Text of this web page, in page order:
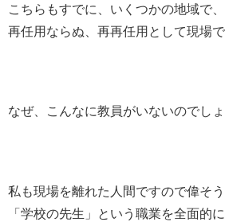
こちらもすでに、いくつかの地域で
再任用ならぬ、再再任用として現場で
なぜ、こんなに教員がいないのでし
私も現場を離れた人間ですので偉そう
「学校の先生」という職業を全面的